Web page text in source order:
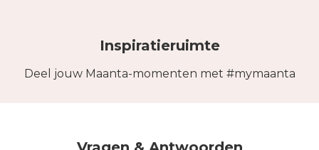
Nederlandse terrassen.Inspiratieruimte
Deel jouw Maanta-momenten met #mymaanta